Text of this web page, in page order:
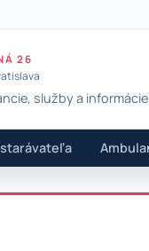
26
služby a